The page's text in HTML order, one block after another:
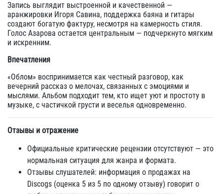
Запись выглядит выстроенной и качественной —
аранжировки Игоря Савина, поддержка баяна и гитары
создают богатую фактуру, несмотря на камерность стиля.
Голос Азарова остается центральным — подчеркнуто мягким
и искренним.
Впечатления
«Облом» воспринимается как честный разговор, как
вечерний рассказ о мелочах, связанных с эмоциями и
мыслями. Альбом подходит тем, кто ищет уют и простоту в
музыке, с частичкой грусти и веселья одновременно.
Отзывы и отражение
Официальные критические рецензии отсутствуют — это
нормальная ситуация для жанра и формата.
Отзывы слушателей: информация о продажах на
Discogs (оценка 5 из 5 по одному отзыву) говорит о